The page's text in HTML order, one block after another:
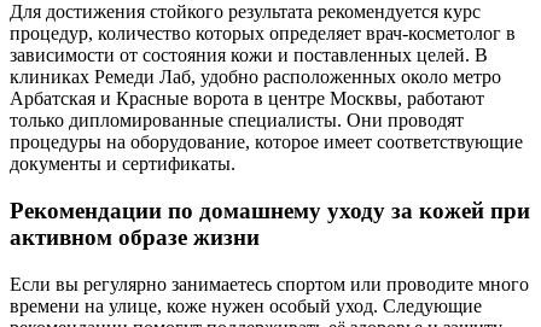
Для достижения стойкого результата рекомендуется курс
процедур, количество которых определяет врач-косметолог в
зависимости от состояния кожи и поставленных целей. В
клиниках Ремеди Лаб, удобно расположенных около метро
Арбатская и Красные ворота в центре Москвы, работают
только дипломированные специалисты. Они проводят
процедуры на оборудование, которое имеет соответствующие
документы и сертификаты.
Рекомендации по домашнему уходу за кожей при
активном образе жизни
Если вы регулярно занимаетесь спортом или проводите много
времени на улице, коже нужен особый уход. Следующие